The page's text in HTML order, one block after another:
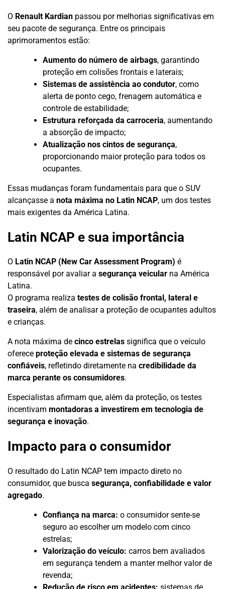
O Renault Kardian passou por melhorias significativas em
seu pacote de segurança. Entre os principais
aprimoramentos estão:
Aumento do número de airbags, garantindo
proteção em colisões frontais e laterais;
Sistemas de assistência ao condutor, como
alerta de ponto cego, frenagem automática e
controle de estabilidade;
Estrutura reforçada da carroceria, aumentando
a absorção de impacto;
Atualização nos cintos de segurança,
proporcionando maior proteção para todos os
ocupantes.
Essas mudanças foram fundamentais para que o SUV
alcançasse a nota máxima no Latin NCAP, um dos testes
mais exigentes da América Latina.
Latin NCAP e sua importância
O Latin NCAP (New Car Assessment Program) é
responsável por avaliar a segurança veicular na América
Latina.
O programa realiza testes de colisão frontal, lateral e
traseira, além de analisar a proteção de ocupantes adultos
e crianças.
A nota máxima de cinco estrelas significa que o veículo
oferece proteção elevada e sistemas de segurança
confiáveis, refletindo diretamente na credibilidade da
marca perante os consumidores.
Especialistas afirmam que, além da proteção, os testes
incentivam montadoras a investirem em tecnologia de
segurança e inovação.
Impacto para o consumidor
O resultado do Latin NCAP tem impacto direto no
consumidor, que busca segurança, confiabilidade e valor
agregado.
Confiança na marca: o consumidor sente-se
seguro ao escolher um modelo com cinco
estrelas;
Valorização do veículo: carros bem avaliados
em segurança tendem a manter melhor valor de
revenda;
Redução de risco em acidentes: sistemas de